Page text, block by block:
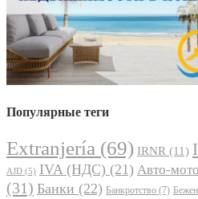
Популярные теги
Extranjería (69) IRNR (11)
AJD (5) IVA (НДС) (21) Авто-мото
(31) Банки (22) Банкротство (7)